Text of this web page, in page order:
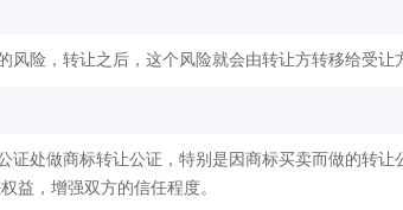
险，转让之后，这个风险就会由转让方转移给受让
处做商标转让公证，特别是因商标买卖而做的转让
益，增强双方的信任程度。